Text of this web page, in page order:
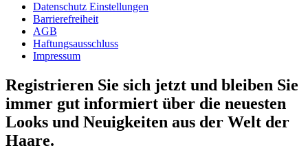
Datenschutz Einstellungen
Barrierefreiheit
AGB
Haftungsausschluss
Impressum
Registrieren Sie sich jetzt und bleiben Sie
immer gut informiert über die neuesten
Looks und Neuigkeiten aus der Welt der
Haare.